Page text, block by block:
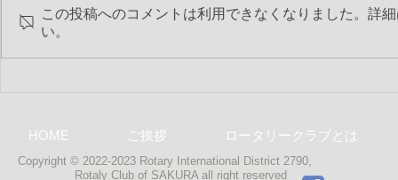
この投稿へのコメントは利用できなくなりました。詳
い。
HOME ご挨拶 ロータリークラブとは
Copyright © 2022-2023 Rotary International District 2790,
Rotaly Club of SAKURA all right reserved